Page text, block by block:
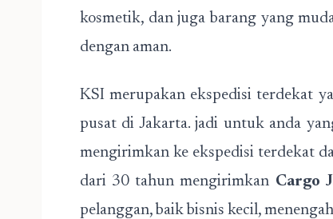
kosmetik, dan juga barang yang
dengan aman.
KSI merupakan ekspedisi terdekat
pusat di Jakarta. jadi untuk anda
mengirimkan ke ekspedisi terdekat
dari 30 tahun mengirimkan Cargo
pelanggan, baik bisnis kecil,